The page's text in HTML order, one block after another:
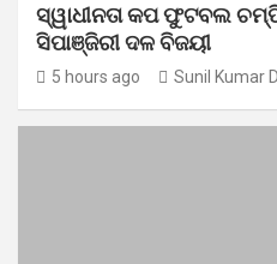
ସ୍ୱାଧୀନତା କପ ଫୁଟବଲ
ସିପାଞ୍ଜିରୀ ଦଳ ବିଜୟୀ
5 hours ago Sunil Kumar